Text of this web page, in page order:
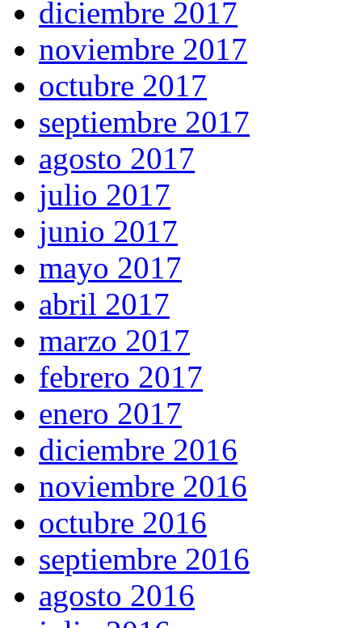
diciembre 2017
noviembre 2017
octubre 2017
septiembre 2017
agosto 2017
julio 2017
junio 2017
mayo 2017
abril 2017
marzo 2017
febrero 2017
enero 2017
diciembre 2016
noviembre 2016
octubre 2016
septiembre 2016
agosto 2016